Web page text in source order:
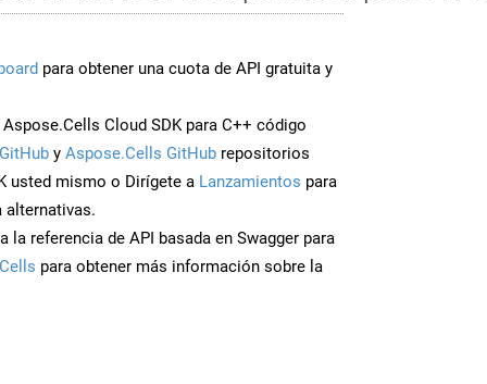
para obtener una cuota de API gratuita y
Cloud SDK para C++ código
y Aspose.Cells GitHub repositorios
usted mismo o Dirígete a Lanzamientos para
alternativas.
la referencia de API basada en Swagger para
para obtener más información sobre la